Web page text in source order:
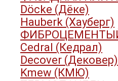
Döcke (Дёке)
Hauberk (Хауберг)
Cedral (Кедрал)
Decover (Дековер)
Kmew (КМЮ)